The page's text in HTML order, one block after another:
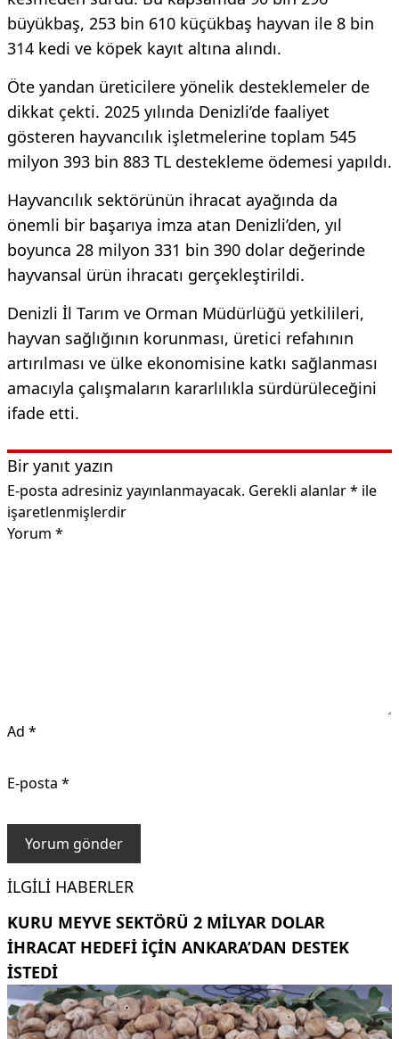
büyükbaş, 253 bin 610 küçükbaş hayvan ile 8 bin
314 kedi ve köpek kayıt altına alındı.
Öte yandan üreticilere yönelik desteklemeler de
dikkat çekti. 2025 yılında Denizli’de faaliyet
gösteren hayvancılık işletmelerine toplam 545
milyon 393 bin 883 TL destekleme ödemesi yapıldı.
Hayvancılık sektörünün ihracat ayağında da
önemli bir başarıya imza atan Denizli’den, yıl
boyunca 28 milyon 331 bin 390 dolar değerinde
hayvansal ürün ihracatı gerçekleştirildi.
Denizli İl Tarım ve Orman Müdürlüğü yetkilileri,
hayvan sağlığının korunması, üretici refahının
artırılması ve ülke ekonomisine katkı sağlanması
amacıyla çalışmaların kararlılıkla sürdürüleceğini
ifade etti.
Bir yanıt yazın
E-posta adresiniz yayınlanmayacak. Gerekli alanlar* ile
işaretlenmişlerdir
Yorum *
Ad *
E-posta *
İLGILI HABERLER
KURU MEYVE SEKTÖRÜ 2 MILYAR DOLAR
IHRACAT HEDEFI IÇIN ANKARA’DAN DESTEK
ISTEDI